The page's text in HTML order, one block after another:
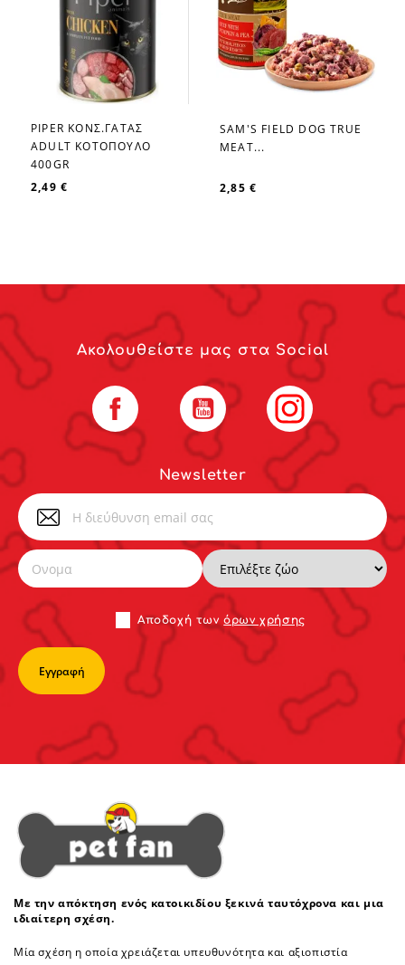
favorite_border
PIPER ΚΟΝΣ.ΓΑΤΑΣ
ADULT ΚΟΤΟΠΟΥΛΟ
400GR
2,49 €
favorite_border
SAM'S FIELD DOG TRUE
MEAT...
2,85 €
Newsletter
Αποδoχή τωνόρων χρήσης
Ακολουθείστε μας στα Social
Facebook YouTube Instagram
Με την απόκτηση ενός κατοικιδίου ξεκινά ταυτόχρονα και μια
ιδιαίτερη σχέση.
Μία σχέση η οποία χρειάζεται υπευθυνότητα και αξιοπιστία